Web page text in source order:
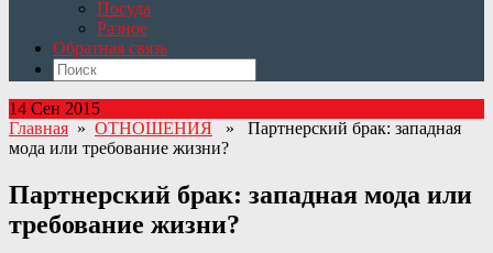
Посуда
Разное
Обратная связь
14 Сен 2015
Главная » ОТНОШЕНИЯ » Партнерский брак: западная
мода или требование жизни?
Партнерский брак: западная мода или
требование жизни?